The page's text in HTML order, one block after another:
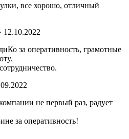
все хорошо, отличный
12.10.2022
за оперативность, грамотные
не первый раз, радует
за оперативность!